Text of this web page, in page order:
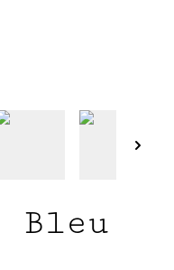
Bleu